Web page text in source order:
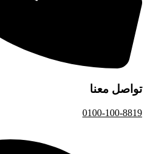
تواصل معنا
0100-100-8819